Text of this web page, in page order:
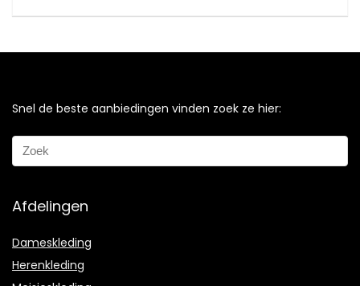
Snel de beste aanbiedingen vinden zoek ze hier:
Afdelingen
Dameskleding
Herenkleding